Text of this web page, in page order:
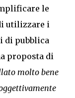
le
utilizzare i
di pubblica
proposta di
molto bene